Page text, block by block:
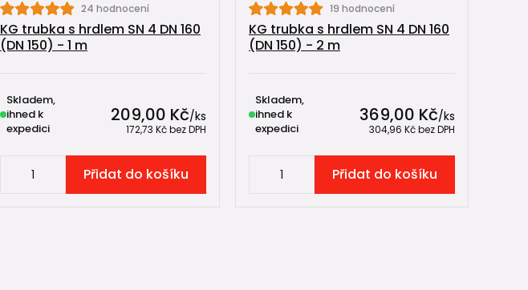
24 hodnocení
KG trubka s hrdlem SN 4 DN 160
(DN 150) - 1 m
209,00 Kč/ks
172,73 Kčbez DPH
Skladem,
ihned k
expedici
Přidat do košíku
19 hodnocení
KG trubka s hrdlem SN 4 DN 160
(DN 150) - 2 m
369,00 Kč/ks
304,96 Kčbez DPH
Skladem,
ihned k
expedici
Přidat do košíku